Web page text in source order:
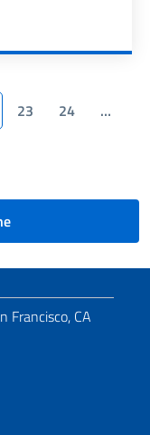
23 24
…
Francisco, CA